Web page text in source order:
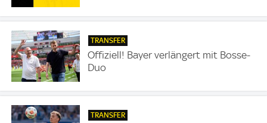
TRANSFER
Offiziell! Bayer verlängert mit Bosse-
Duo
TRANSFER